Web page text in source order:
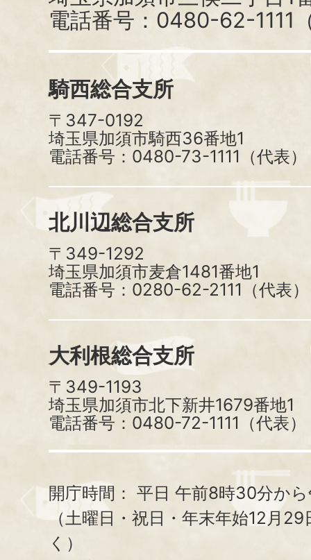
電話番号：0480-62-1111
騎西総合支所
〒347-0192
埼玉県加須市騎西36番地1
電話番号：0480-73-1111（代表）
北川辺総合支所
〒349-1292
埼玉県加須市麦倉1481番地1
電話番号：0280-62-2111（代表）
大利根総合支所
〒349-1193
埼玉県加須市北下新井1679番地1
電話番号：0480-72-1111（代表）
開庁時間： 平日 午前8時30分か
（土曜日・祝日・年末年始12月
く）